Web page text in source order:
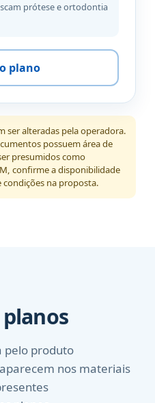
prótese e ortodontia
plano
ser alteradas pela operadora.
possuem área de
presumidos como
confirme a disponibilidade
na proposta.
pelo produto
nos materiais